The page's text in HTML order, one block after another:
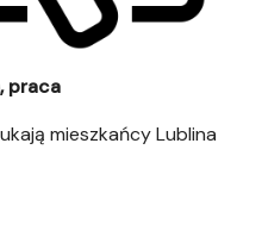
praca
mieszkańcy Lublina